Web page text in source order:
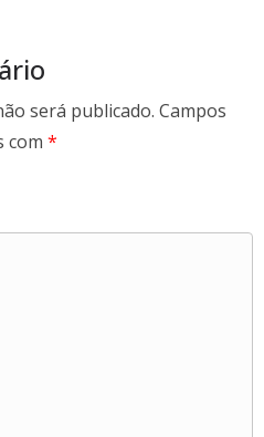
será publicado. Campos
com *